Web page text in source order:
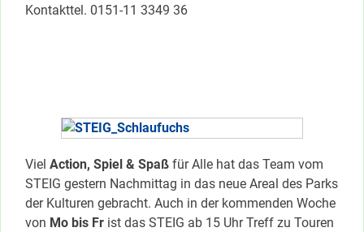
Kontakttel. 0151-11 3349 36
Viel Action, Spiel & Spaß für Alle hat das Team vom
STEIG gestern Nachmittag in das neue Areal des Parks
der Kulturen gebracht. Auch in der kommenden Woche
von Mo bis Fr ist das STEIG ab 15 Uhr Treff zu Touren